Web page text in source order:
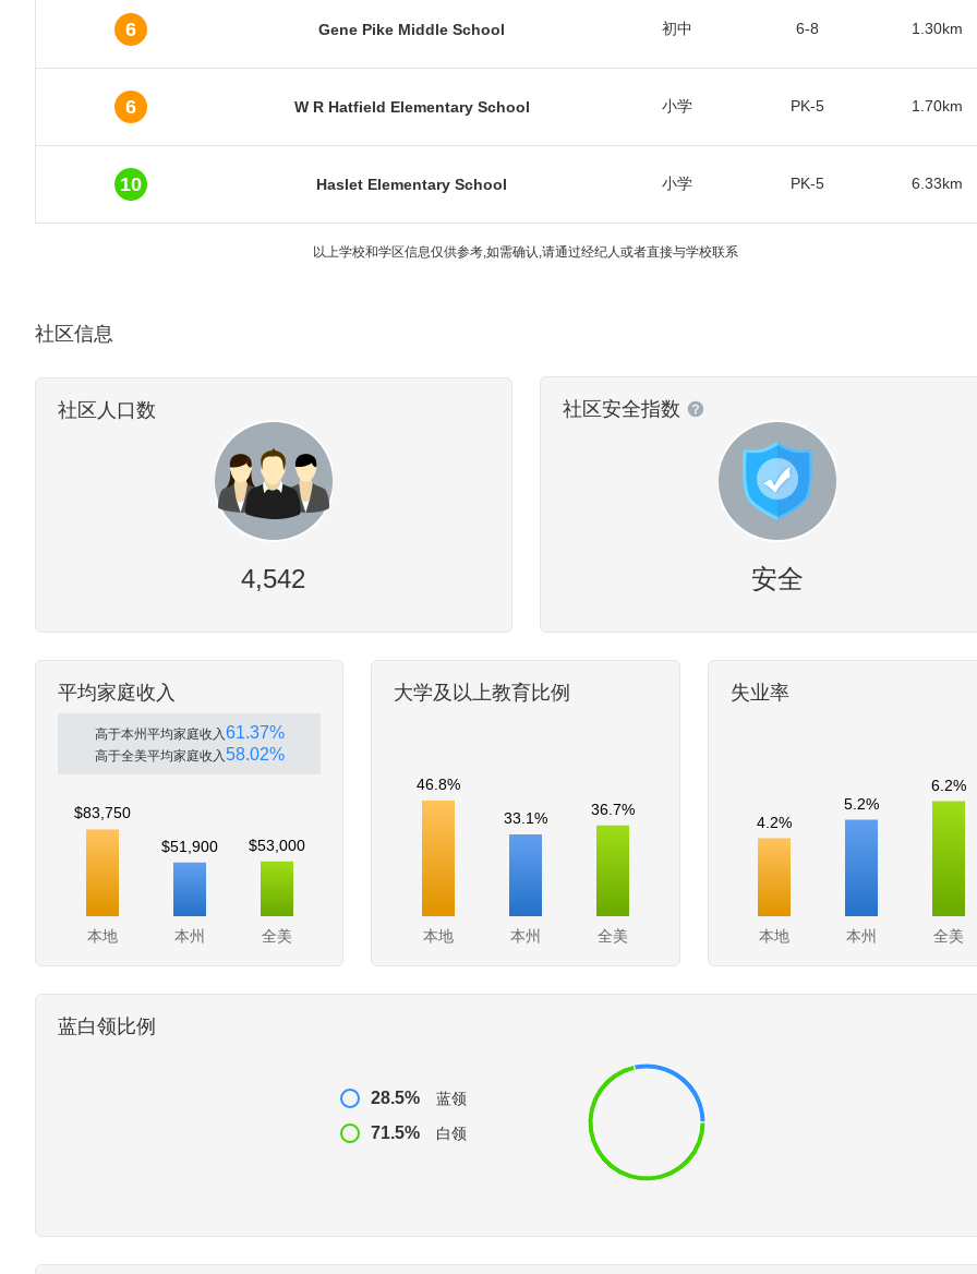
融中心之一。 达拉斯市内的主要交通工具是私人汽车。此外，市内拥有德克萨斯州最早建成的轻
系统。达拉斯是数条重要州际高速公路的交汇处，20号、30号、35E号及45号州际公路均经过达
6 Gene Pike Middle School 初中 6-8 1.30km
6 W R Hatfield Elementary School 小学 PK-5 1.70km
10 Haslet Elementary School 小学 PK-5 6.33km
以上学校和学区信息仅供参考,如需确认,请通过经纪人或者直接与学校联系
社区信息
社区人口数
4,542
社区安全指数
安全
平均家庭收入
高于本州平均家庭收入61.37%
高于全美平均家庭收入58.02%
本地 本州 全美
$83,750
$51,900 $53,000
大学及以上教育比例
本地 本州 全美
46.8%
33.1%
36.7%
失业率
本地 本州 全美
4.2%
5.2%
6.2%
蓝白领比例
28.5% 蓝领
71.5% 白领